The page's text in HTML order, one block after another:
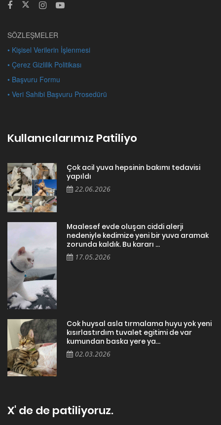
SÖZLEŞMELER
• Kişisel Verilerin İşlenmesi
• Çerez Gizlilik Politikası
• Başvuru Formu
• Veri Sahibi Başvuru Prosedürü
Kullanıcılarımız Patiliyo
Çok acil yuva hepsinin bakımı tedavisi
yapıldı
22.06.2026
Maalesef evde oluşan ciddi alerji
nedeniyle kedimize yeni bir yuva aramak
zorunda kaldık. Bu kararı ...
17.05.2026
Cok huysal asla tırmalama huyu yok yeni
kısırlastırdım tuvalet egitimi de var
kumundan baska yere ya...
02.03.2026
X' de de patiliyoruz.